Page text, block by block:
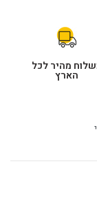
מהיר לכל
הארץ